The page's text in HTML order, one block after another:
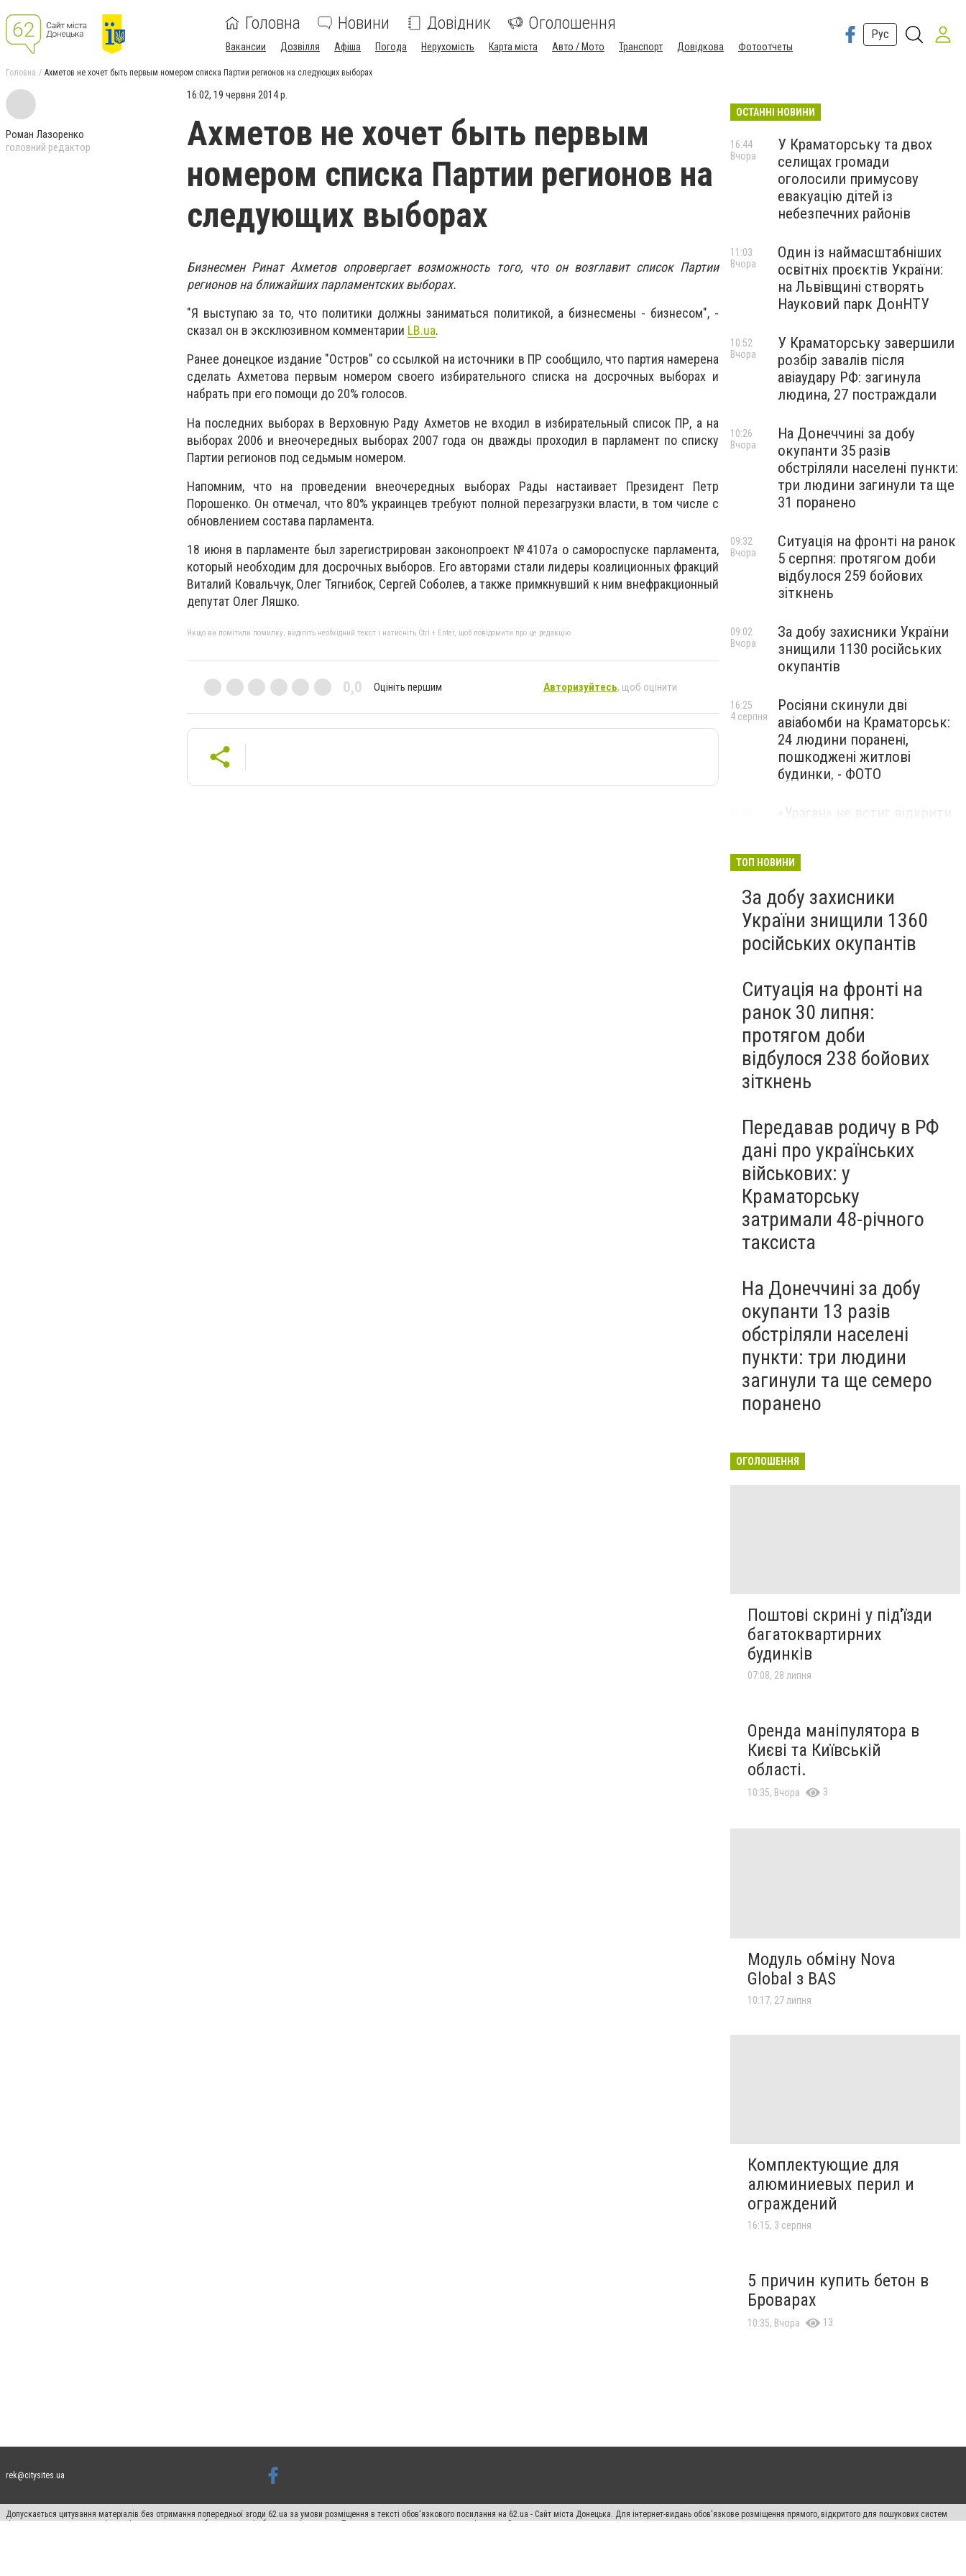
Головна Новини Довідник Оголошення
Вакансии Дозвілля Афіша Погода Нерухомість Карта міста Авто / Мото Транспорт Довідкова Фотоотчеты
Рус
Головна Ахметов не хочет быть первым номером списка Партии регионов на следующих выборах
Роман Лазоренко
головний редактор
16:02, 19 червня 2014 р.
Ахметов не хочет быть первым
номером списка Партии регионов на
следующих выборах
Бизнесмен Ринат Ахметов опровергает возможность того, что он возглавит список Партии
регионов на ближайших парламентских выборах.
"Я выступаю за то, что политики должны заниматься политикой, а бизнесмены - бизнесом", -
сказал он в эксклюзивном комментарии LB.ua.
Ранее донецкое издание "Остров" со ссылкой на источники в ПР сообщило, что партия намерена
сделать Ахметова первым номером своего избирательного списка на досрочных выборах и
набрать при его помощи до 20% голосов.
На последних выборах в Верховную Раду Ахметов не входил в избирательный список ПР, а на
выборах 2006 и внеочередных выборах 2007 года он дважды проходил в парламент по списку
Партии регионов под седьмым номером.
Напомним, что на проведении внеочередных выборах Рады настаивает Президент Петр
Порошенко. Он отмечал, что 80% украинцев требуют полной перезагрузки власти, в том числе с
обновлением состава парламента.
18 июня в парламенте был зарегистрирован законопроект №4107а о самороспуске парламента,
который необходим для досрочных выборов. Его авторами стали лидеры коалиционных фракций
Виталий Ковальчук, Олег Тягнибок, Сергей Соболев, а также примкнувший к ним внефракционный
депутат Олег Ляшко.
Якщо ви помітили помилку, виділіть необхідний текст і натисніть Ctrl + Enter, щоб повідомити про це редакцію
0,0 Оцініть першим Авторизуйтесь, щоб оцінити
ОСТАННІ НОВИНИ
У Краматорську та двох
селищах громади
оголосили примусову
евакуацію дітей із
небезпечних районів
16:44
Вчора
Один із наймасштабніших
освітніх проєктів України:
на Львівщині створять
Науковий парк ДонНТУ
11:03
Вчора
У Краматорську завершили
розбір завалів після
авіаудару РФ: загинула
людина, 27 постраждали
10:52
Вчора
На Донеччині за добу
окупанти 35 разів
обстріляли населені пункти:
три людини загинули та ще
31 поранено
10:26
Вчора
Ситуація на фронті на ранок
5 серпня: протягом доби
відбулося 259 бойових
зіткнень
09:32
Вчора
За добу захисники України
знищили 1130 російських
окупантів
09:02
Вчора
Росіяни скинули дві
авіабомби на Краматорськ:
24 людини поранені,
пошкоджені житлові
будинки, - ФОТО
16:25
4 серпня
«Ураган» не встиг відкрити
на Донеччині,- ВІДЕО
ТОП НОВИНИ
За добу захисники
України знищили 1360
російських окупантів
Ситуація на фронті на
ранок 30 липня:
протягом доби
відбулося 238 бойових
зіткнень
Передавав родичу в РФ
дані про українських
військових: у
Краматорську
затримали 48-річного
таксиста
На Донеччині за добу
окупанти 13 разів
обстріляли населені
пункти: три людини
загинули та ще семеро
поранено
ОГОЛОШЕННЯ
Поштові скрині у під'їзди
багатоквартирних
будинків
07:08, 28 липня
Оренда маніпулятора в
Києві та Київській
області.
10:35, Вчора 3
Модуль обміну Nova
Global з BAS
10:17, 27 липня
Комплектующие для
алюминиевых перил и
ограждений
16:15, 3 серпня
5 причин купить бетон в
Броварах
10:35, Вчора 13
rek@citysites.ua
Допускається цитування матеріалів без отримання попередньої згоди 62.ua за умови розміщення в тексті обов'язкового посилання на 62.ua - Сайт міста Донецька. Для інтернет-видань обов'язкове розміщення прямого, відкритого для пошукових систем
гіперпосилання на цитовані статті не нижче другого абзацу в тексті або в якості джерела. Порушення виняткових прав переслідується Законом.